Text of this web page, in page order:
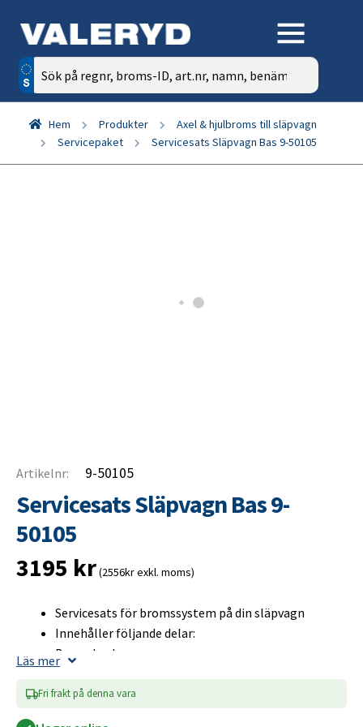
Sök
efter:
Hem Produkter
Axel & hjulbroms till släpvagn
Servicepaket
Servicesats Släpvagn Bas 9-50105
Artikelnr: 9-50105
Servicesats Släpvagn Bas 9-
50105
3195 kr(2556kr exkl. moms)
Servicesats för bromssystem på din släpvagn
Innehåller följande delar:
Bromsbackar
Bromsvajer
Läs mer
Fri frakt på denna vara